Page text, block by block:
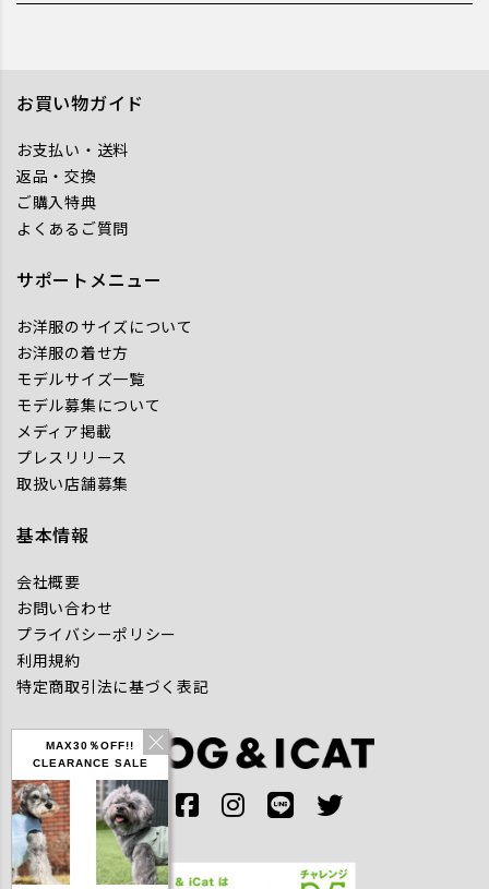
MAX30％OFF!!
CLEARANCE SALE
お買い物ガイド
お支払い・送料
返品・交換
ご購入特典
よくあるご質問
サポートメニュー
お洋服のサイズについて
お洋服の着せ方
モデルサイズ一覧
モデル募集について
メディア掲載
プレスリリース
取扱い店舗募集
基本情報
会社概要
お問い合わせ
プライバシーポリシー
利用規約
特定商取引法に基づく表記